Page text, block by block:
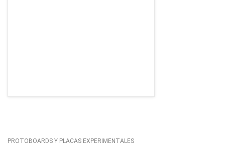
PROTOBOARDS Y PLACAS EXPERIMENTALES